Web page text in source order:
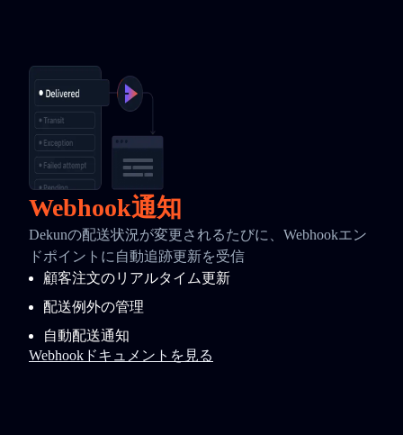
Webhook通知
Dekunの配送状況が変更されるたびに、Webhookエン
ドポイントに自動追跡更新を受信
顧客注文のリアルタイム更新
配送例外の管理
自動配送通知
Webhookドキュメントを見る